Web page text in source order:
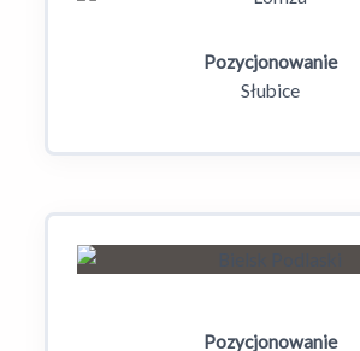
Pozycjonowanie
Słubice
Pozycjonowanie